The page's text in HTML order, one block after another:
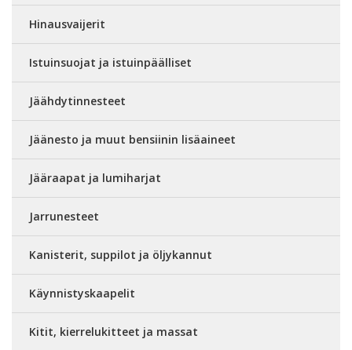
Hinausvaijerit
Istuinsuojat ja istuinpäälliset
Jäähdytinnesteet
Jäänesto ja muut bensiinin lisäaineet
Jääraapat ja lumiharjat
Jarrunesteet
Kanisterit, suppilot ja öljykannut
Käynnistyskaapelit
Kitit, kierrelukitteet ja massat